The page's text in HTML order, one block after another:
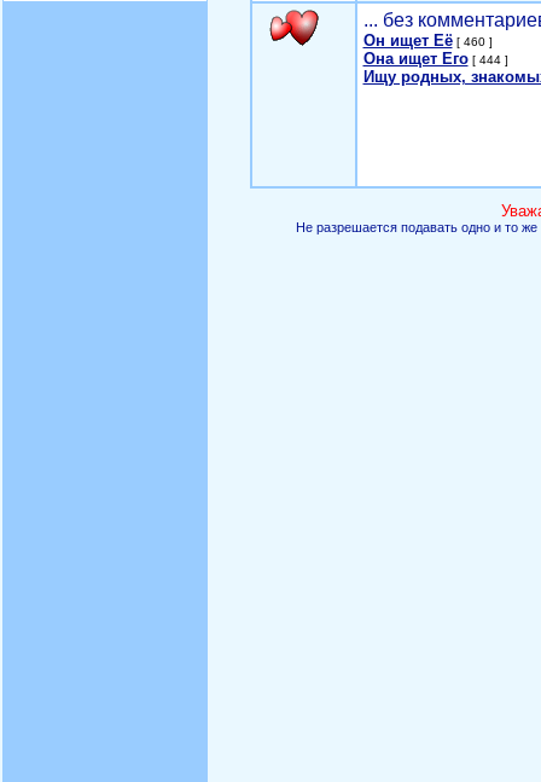
... без
Он ищет Её[ 460 ]
Она ищет Его[ 444 ]
Ищу родных,
Не разрешается подавать одно и то